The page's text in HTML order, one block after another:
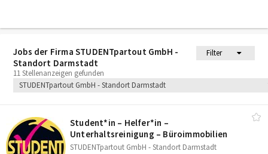
Jobs der Firma STUDENTpartout GmbH -
Standort Darmstadt
Filter
11 Stellenanzeigen gefunden
STUDENTpartout GmbH - Standort Darmstadt
Student*in – Helfer*in –
Unterhaltsreinigung – Büroimmobilien
STUDENTpartout GmbH - Standort Darmstadt